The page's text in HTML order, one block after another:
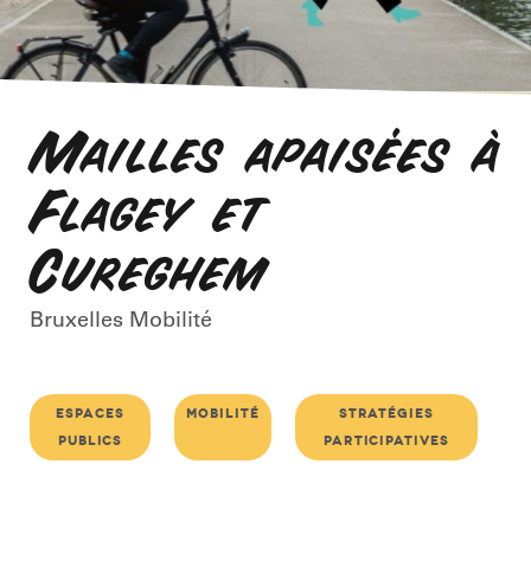
Mailles apaisées à
Flagey et
Cureghem
Bruxelles Mobilité
espaces
publics
mobilité
stratégies
participatives